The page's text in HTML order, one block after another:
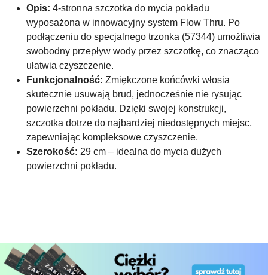
Opis: 4-stronna szczotka do mycia pokładu
wyposażona w innowacyjny system Flow Thru. Po
podłączeniu do specjalnego trzonka (57344) umożliwia
swobodny przepływ wody przez szczotkę, co znacząco
ułatwia czyszczenie.
Funkcjonalność: Zmiękczone końcówki włosia
skutecznie usuwają brud, jednocześnie nie rysując
powierzchni pokładu. Dzięki swojej konstrukcji,
szczotka dotrze do najbardziej niedostępnych miejsc,
zapewniając kompleksowe czyszczenie.
Szerokość: 29 cm – idealna do mycia dużych
powierzchni pokładu.